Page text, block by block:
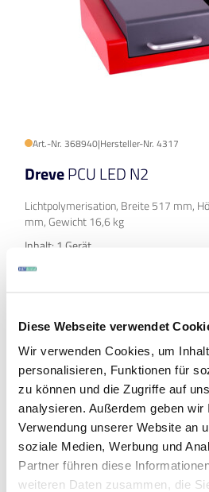
Diese Webseite verwendet
Wir verwenden Cookies, um
personalisieren, Funktionen für
zu können und die Zugriffe auf
analysieren. Außerdem geben
Verwendung unserer Website an
soziale Medien, Werbung und
Partner führen diese
weiteren Daten zusammen, die
Art.-Nr. 368940|Hersteller-Nr. 4317
DrevePCU LED N2
Lichtpolymerisation, Breite 517 mm,
mm, Gewicht 16,6 kg
Inhalt: 1 Gerät
Auf Produktliste